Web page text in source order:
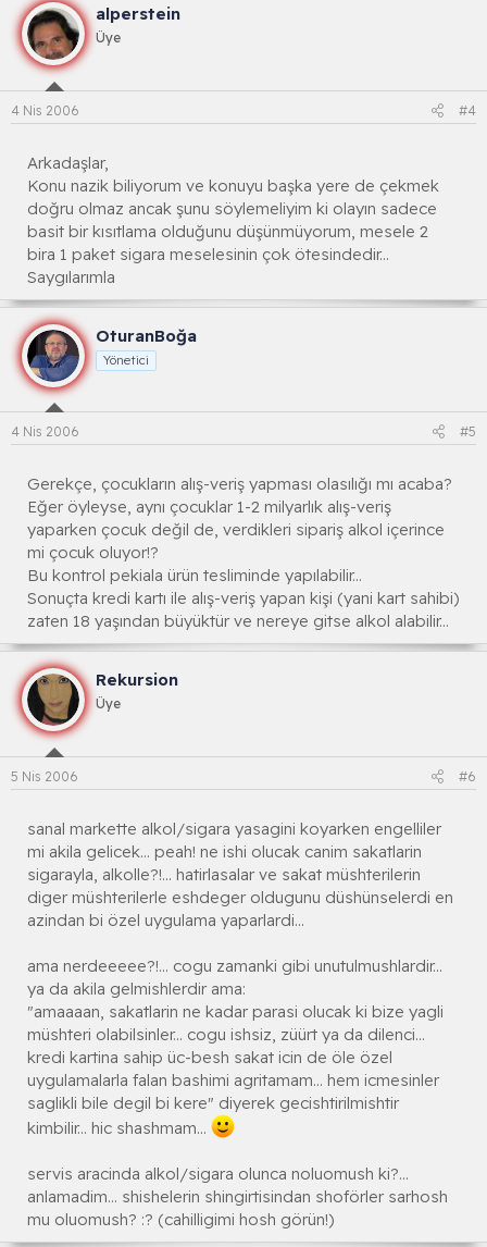
alperstein
Üye
4 Nis 2006 #4
Arkadaşlar,
Konu nazik biliyorum ve konuyu başka yere de çekmek
doğru olmaz ancak şunu söylemeliyim ki olayın sadece
basit bir kısıtlama olduğunu düşünmüyorum, mesele 2
bira 1 paket sigara meselesinin çok ötesindedir...
Saygılarımla
OturanBoğa
Yönetici
4 Nis 2006 #5
Gerekçe, çocukların alış-veriş yapması olasılığı mı acaba?
Eğer öyleyse, aynı çocuklar 1-2 milyarlık alış-veriş
yaparken çocuk değil de, verdikleri sipariş alkol içerince
mi çocuk oluyor!?
Bu kontrol pekiala ürün tesliminde yapılabilir...
Sonuçta kredi kartı ile alış-veriş yapan kişi (yani kart sahibi)
zaten 18 yaşından büyüktür ve nereye gitse alkol alabilir...
Rekursion
Üye
5 Nis 2006 #6
sanal markette alkol/sigara yasagini koyarken engelliler
mi akila gelicek... peah! ne ishi olucak canim sakatlarin
sigarayla, alkolle?!... hatirlasalar ve sakat müshterilerin
diger müshterilerle eshdeger oldugunu düshünselerdi en
azindan bi özel uygulama yaparlardi...
ama nerdeeeee?!... cogu zamanki gibi unutulmushlardir...
ya da akila gelmishlerdir ama:
"amaaaan, sakatlarin ne kadar parasi olucak ki bize yagli
müshteri olabilsinler... cogu ishsiz, züürt ya da dilenci...
kredi kartina sahip üc-besh sakat icin de öle özel
uygulamalarla falan bashimi agritamam... hem icmesinler
saglikli bile degil bi kere" diyerek gecishtirilmishtir
kimbilir... hic shashmam...
servis aracinda alkol/sigara olunca noluomush ki?...
anlamadim... shishelerin shingirtisindan shoförler sarhosh
mu oluomush? :? (cahilligimi hosh görün!)